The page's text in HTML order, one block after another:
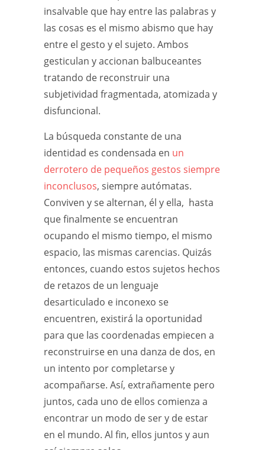
insalvable que hay entre las palabras y
las cosas es el mismo abismo que hay
entre el gesto y el sujeto. Ambos
gesticulan y accionan balbuceantes
tratando de reconstruir una
subjetividad fragmentada, atomizada y
disfuncional.
La búsqueda constante de una
identidad es condensada en un
derrotero de pequeños gestos siempre
inconclusos, siempre autómatas.
Conviven y se alternan, él y ella, hasta
que finalmente se encuentran
ocupando el mismo tiempo, el mismo
espacio, las mismas carencias. Quizás
entonces, cuando estos sujetos hechos
de retazos de un lenguaje
desarticulado e inconexo se
encuentren, existirá la oportunidad
para que las coordenadas empiecen a
reconstruirse en una danza de dos, en
un intento por completarse y
acompañarse. Así, extrañamente pero
juntos, cada uno de ellos comienza a
encontrar un modo de ser y de estar
en el mundo. Al fin, ellos juntos y aun